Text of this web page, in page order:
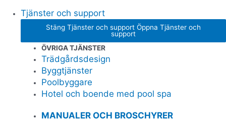
Tjänster och support
Stäng Tjänster och support Öppna Tjänster och
support
ÖVRIGA TJÄNSTER
Trädgårdsdesign
Byggtjänster
Poolbyggare
Hotel och boende med pool spa
MANUALER OCH BROSCHYRER